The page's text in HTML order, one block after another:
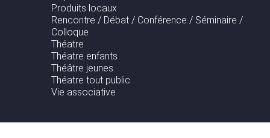
Produits locaux
Rencontre / Débat / Conférence / Séminaire /
Colloque
Théatre
Théatre enfants
Théâtre jeunes
Théatre tout public
Vie associative